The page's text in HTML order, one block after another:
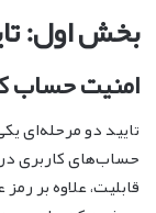
بخش اول:
امنیت حساب
تایید دو مرحله‌ای
حساب‌های کاربری
قابلیت، علاوه بر